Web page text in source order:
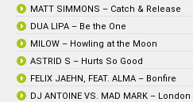
MATT SIMMONS – Catch & Release
DUA LIPA – Be the One
MILOW – Howling at the Moon
ASTRID S – Hurts So Good
FELIX JAEHN, FEAT. ALMA – Bonfire
DJ ANTOINE VS. MAD MARK – London